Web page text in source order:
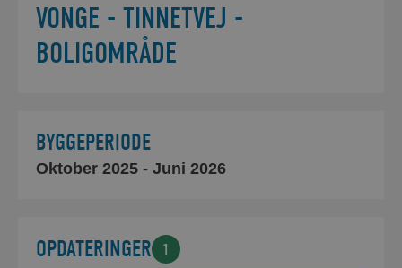
VONGE - TINNETVEJ -
BOLIGOMRÅDE
BYGGEPERIODE
Oktober 2025 - Juni 2026
OPDATERINGER 1
cyklister.